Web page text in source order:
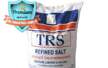
Muối NaCL – Sodium Chloride
TRS Thái Lan